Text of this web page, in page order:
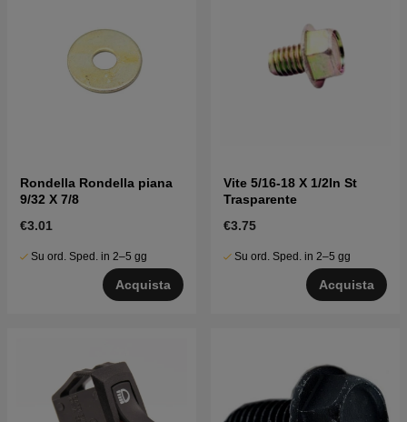
Rondella Rondella piana
9/32 X 7/8
€3.01
Su ord. Sped. in 2–5 gg
Acquista
Vite 5/16-18 X 1/2In St
Trasparente
€3.75
Su ord. Sped. in 2–5 gg
Acquista